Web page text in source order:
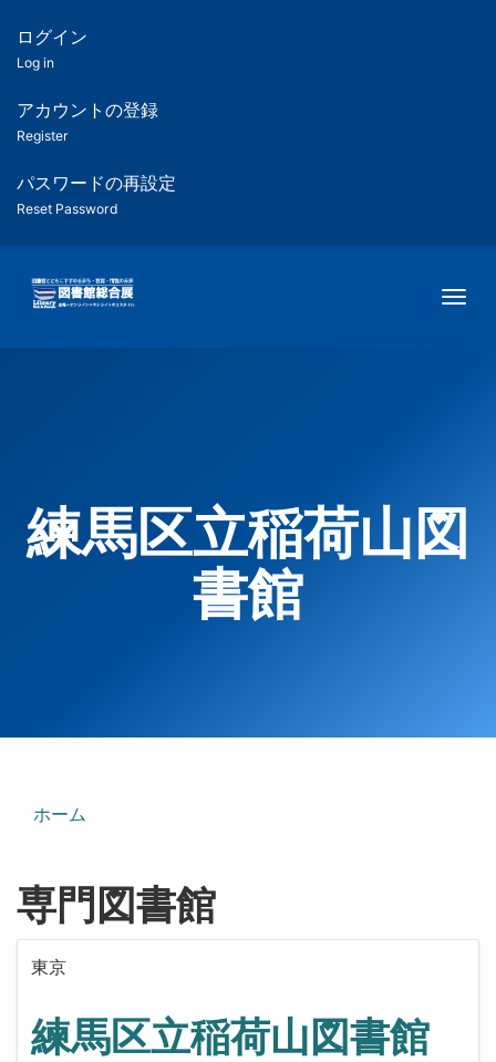
ツ
匿
名
ユ
ー
ー
用
メ
ログイン
Log in
アカウントの登録
Register
パスワードの再設定
Reset Password
練馬区立稲荷山図
書館
ホーム
専門図書館
東京
練馬区立稲荷山図書館